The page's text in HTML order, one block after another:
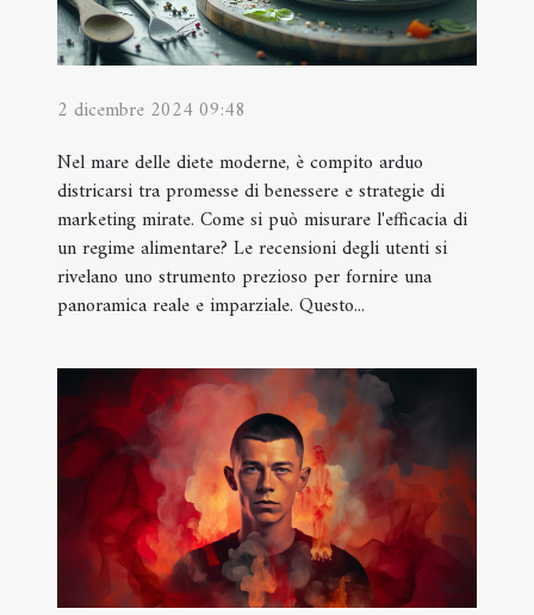
2 dicembre 2024 09:48
Nel mare delle diete moderne, è compito arduo
districarsi tra promesse di benessere e strategie di
marketing mirate. Come si può misurare l'efficacia di
un regime alimentare? Le recensioni degli utenti si
rivelano uno strumento prezioso per fornire una
panoramica reale e imparziale. Questo...